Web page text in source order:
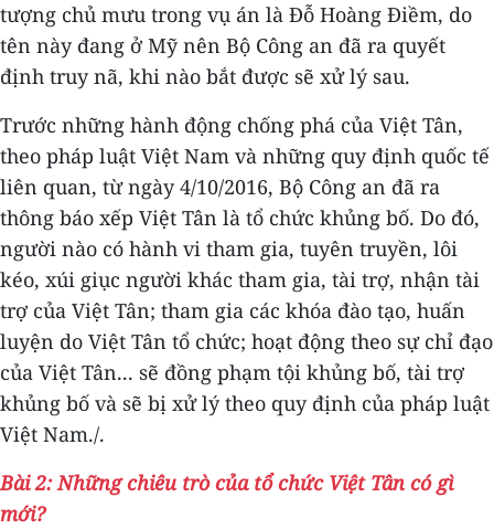
tượng chủ mưu trong vụ án là Đỗ Hoàng Điềm, do
tên này đang ở Mỹ nên Bộ Công an đã ra quyết
định truy nã, khi nào bắt được sẽ xử lý sau.
Trước những hành động chống phá của Việt Tân,
theo pháp luật Việt Nam và những quy định quốc tế
liên quan, từ ngày 4/10/2016, Bộ Công an đã ra
thông báo xếp Việt Tân là tổ chức khủng bố. Do đó,
người nào có hành vi tham gia, tuyên truyền, lôi
kéo, xúi giục người khác tham gia, tài trợ, nhận tài
trợ của Việt Tân; tham gia các khóa đào tạo, huấn
luyện do Việt Tân tổ chức; hoạt động theo sự chỉ đạo
của Việt Tân... sẽ đồng phạm tội khủng bố, tài trợ
khủng bố và sẽ bị xử lý theo quy định của pháp luật
Việt Nam./.
Bài 2: Những chiêu trò của tổ chức Việt Tân có gì
mới?